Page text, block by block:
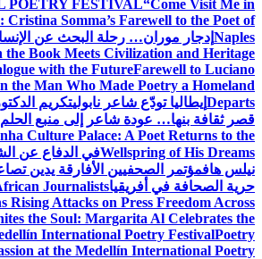
POETRY FESTIVAL“Come Visit Me in
Cristina Somma’s Farewell to the Poet of
Naples إدجار موران… رحلة البحث عن
Book Meets Civilization and Heritage
with the FutureFarewell to Luciano
the Man Who Made Poetry a Homeland
Departs إيطاليا تودّع شاعر نابوليتكريم
قصر ثقافة بنها… عودة شاعر إلى منبع الحلم
Culture Palace: A Poet Returns to the
Wellspring of His Dreamsفي الدفاع عن
نيلس هافمؤتمر الصحفيين الأفارقة يدين
حرية الصحافة في أفريقياJournalists
Rising Attacks on Press Freedom Across
the Soul: Margarita Al Celebrates the
International Poetry FestivalPoetry
at the Medellín International Poetry